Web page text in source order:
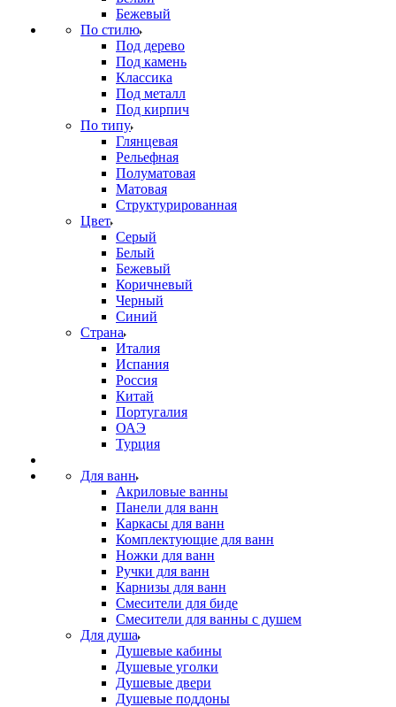
Бежевый
По стилю
Под дерево
Под камень
Классика
Под металл
Под кирпич
По типу
Глянцевая
Рельефная
Полуматовая
Матовая
Структурированная
Цвет
Серый
Белый
Бежевый
Коричневый
Черный
Синий
Страна
Италия
Испания
Россия
Китай
Португалия
ОАЭ
Турция
Для ванн
Акриловые ванны
Панели для ванн
Каркасы для ванн
Комплектующие для ванн
Ножки для ванн
Ручки для ванн
Карнизы для ванн
Смесители для биде
Смесители для ванны с душем
Для душа
Душевые кабины
Душевые уголки
Душевые двери
Душевые поддоны